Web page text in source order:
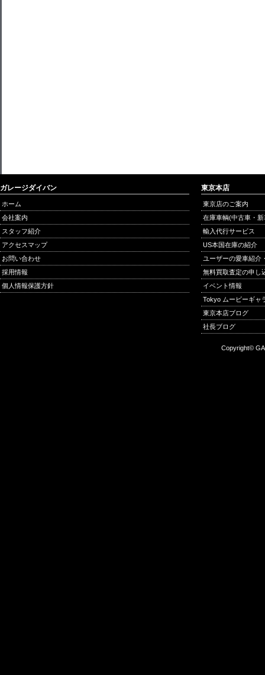
ガレージダイバン
ホーム
会社案内
スタッフ紹介
アクセスマップ
お問い合わせ
採用情報
個人情報保護方針
東京本店
東京店のご案内
在庫車輌(中古車・
輸入代行サービス
US本国在庫の紹介
ユーザーの愛車紹介
無料買取査定の申し
イベント情報
Tokyo ムービーギャ
東京本店ブログ
社長ブログ
Copyright©